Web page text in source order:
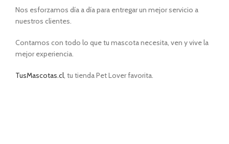
Nos esforzamos día a día para entregar un mejor servicio a
nuestros clientes.
Contamos con todo lo que tu mascota necesita, ven y vive la
mejor experiencia.
TusMascotas.cl, tu tienda Pet Lover favorita.